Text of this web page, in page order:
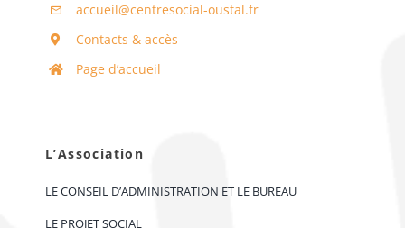
accueil@centresocial-oustal.fr
Contacts & accès
Page d’accueil
L’Association
LE CONSEIL D’ADMINISTRATION ET LE BUREAU
LE PROJET SOCIAL